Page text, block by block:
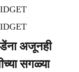
अजूनही
सगळ्या